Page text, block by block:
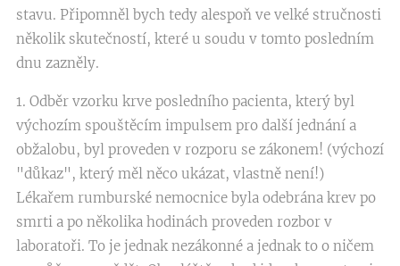
stavu. Připomněl bych tedy alespoň ve velké stručnosti
několik skutečností, které u soudu v tomto posledním
dnu zazněly.
1. Odběr vzorku krve posledního pacienta, který byl
výchozím spouštěcím impulsem pro další jednání a
obžalobu, byl proveden v rozporu se zákonem! (výchozí
"důkaz", který měl něco ukázat, vlastně není!)
Lékařem rumburské nemocnice byla odebrána krev po
smrti a po několika hodinách proveden rozbor v
laboratoři. To je jednak nezákonné a jednak to o ničem